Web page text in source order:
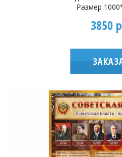
Размер
3850